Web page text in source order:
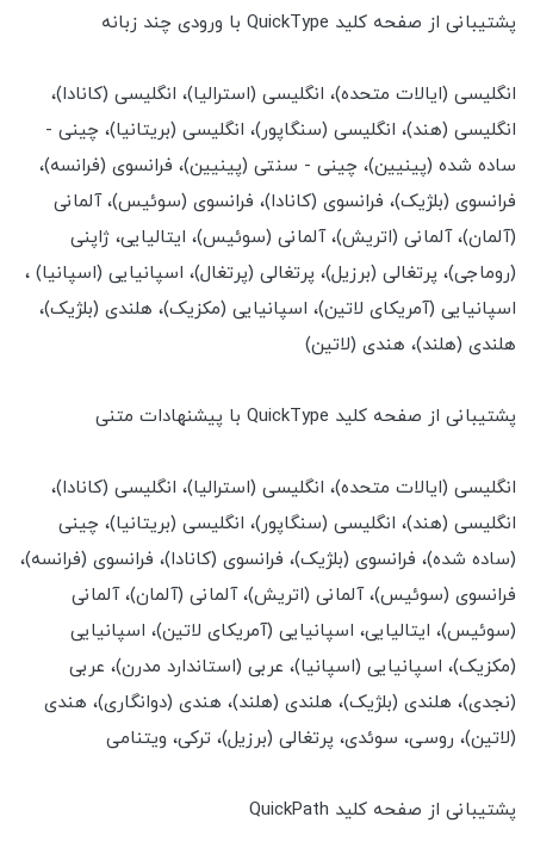
پشتیبانی از صفحه کلید QuickType با ورودی چند زبانه
انگلیسی (ایالات متحده)، انگلیسی (استرالیا)، انگلیسی (کانادا)،
انگلیسی (هند)، انگلیسی (سنگاپور)، انگلیسی (بریتانیا)، چینی -
ساده شده (پینیین)، چینی - سنتی (پینیین)، فرانسوی (فرانسه)،
فرانسوی (بلژیک)، فرانسوی (کانادا)، فرانسوی (سوئیس)، آلمانی
(آلمان)، آلمانی (اتریش)، آلمانی (سوئیس)، ایتالیایی، ژاپنی
(روماجی)، پرتغالی (برزیل)، پرتغالی (پرتغال)، اسپانیایی (اسپانیا) ،
اسپانیایی (آمریکای لاتین)، اسپانیایی (مکزیک)، هلندی (بلژیک)،
هلندی (هلند)، هندی (لاتین)
پشتیبانی از صفحه کلید QuickType با پیشنهادات متنی
انگلیسی (ایالات متحده)، انگلیسی (استرالیا)، انگلیسی (کانادا)،
انگلیسی (هند)، انگلیسی (سنگاپور)، انگلیسی (بریتانیا)، چینی
(ساده شده)، فرانسوی (بلژیک)، فرانسوی (کانادا)، فرانسوی (فرانسه)،
فرانسوی (سوئیس)، آلمانی (اتریش)، آلمانی (آلمان)، آلمانی
(سوئیس)، ایتالیایی، اسپانیایی (آمریکای لاتین)، اسپانیایی
(مکزیک)، اسپانیایی (اسپانیا)، عربی (استاندارد مدرن)، عربی
(نجدی)، هلندی (بلژیک)، هلندی (هلند)، هندی (دوانگاری)، هندی
(لاتین)، روسی، سوئدی، پرتغالی (برزیل)، ترکی، ویتنامی
پشتیبانی از صفحه کلید QuickPath